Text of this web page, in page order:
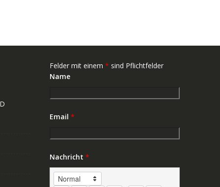
Felder mit einem * sind Pflichtfelder
Name
Email *
Nachricht *